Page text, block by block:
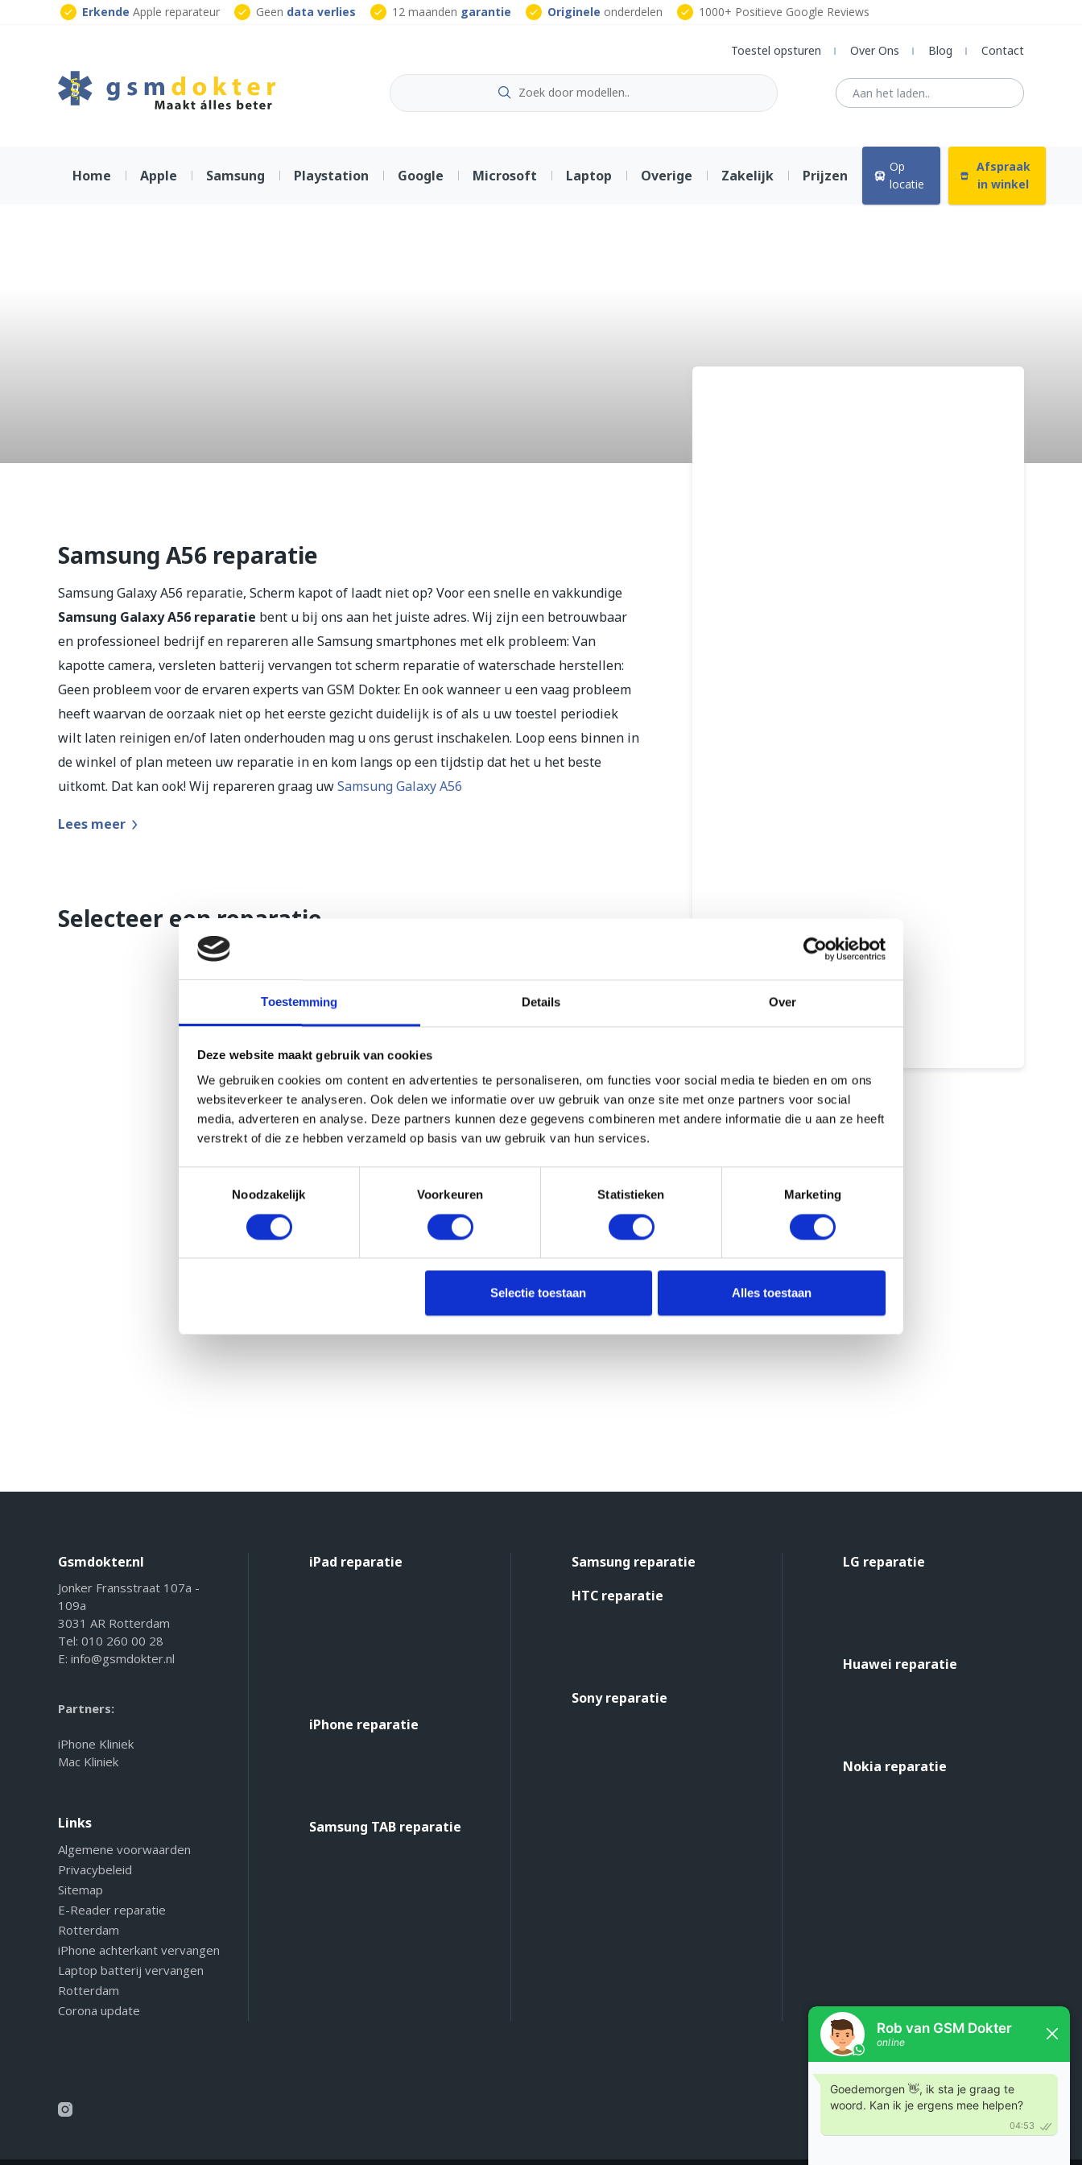
Toestemming Details Over
Deze website maakt gebruik van cookies
We gebruiken cookies om content en advertenties te personaliseren, om functies voor social media te bieden en om ons
websiteverkeer te analyseren. Ook delen we informatie over uw gebruik van onze site met onze partners voor social
media, adverteren en analyse. Deze partners kunnen deze gegevens combineren met andere informatie die u aan ze heeft
verstrekt of die ze hebben verzameld op basis van uw gebruik van hun services.
Noodzakelijk
Voorkeuren Statistieken Marketing
Selectie toestaan Alles toestaan
Erkende Apple reparateur Geen data verlies 12 maanden garantie Originele onderdelen
1000+ Positieve Google Reviews
Toestel opsturen
Over Ons Blog Contact
Home Apple Samsung Playstation Google Microsoft Laptop Overige Zakelijk Prijzen
Op
locatie
Afspraak
in winkel
Beste prijs garantie
12 maanden garantie
Samsung A56 reparatie
Samsung Galaxy A56 reparatie, Scherm kapot of laadt niet op? Voor een snelle en vakkundige
Samsung Galaxy A56 reparatie bent u bij ons aan het juiste adres. Wij zijn een betrouwbaar
en professioneel bedrijf en repareren alle Samsung smartphones met elk probleem: Van
kapotte camera, versleten batterij vervangen tot scherm reparatie of waterschade herstellen:
Geen probleem voor de ervaren experts van GSM Dokter. En ook wanneer u een vaag probleem
heeft waarvan de oorzaak niet op het eerste gezicht duidelijk is of als u uw toestel periodiek
wilt laten reinigen en/of laten onderhouden mag u ons gerust inschakelen. Loop eens binnen in
de winkel of plan meteen uw reparatie in en kom langs op een tijdstip dat het u het beste
uitkomt. Dat kan ook! Wij repareren graag uwSamsung Galaxy A56
Lees meer
Selecteer een reparatie
Gsmdokter.nl
Jonker Fransstraat 107a -
109a
3031 AR Rotterdam
Tel: 010 260 00 28
E: info@gsmdokter.nl
Partners:
iPhone Kliniek
Mac Kliniek
Links
Algemene voorwaarden
Privacybeleid
Sitemap
E-Reader reparatie
Rotterdam
iPhone achterkant vervangen
Laptop batterij vervangen
Rotterdam
Corona update
iPad reparatie
iPhone reparatie
Samsung TAB reparatie
Samsung reparatie
HTC reparatie
Sony reparatie
LG reparatie
Huawei reparatie
Nokia reparatie